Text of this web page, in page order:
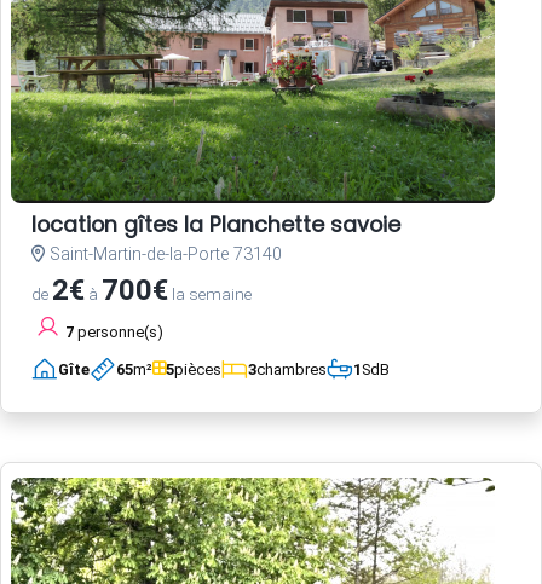
location gîtes la Planchette savoie
Saint-Martin-de-la-Porte 73140
de 2€ à 700€ la semaine
7 personne(s)
Gîte 65m² 5pièces 3chambres 1SdB